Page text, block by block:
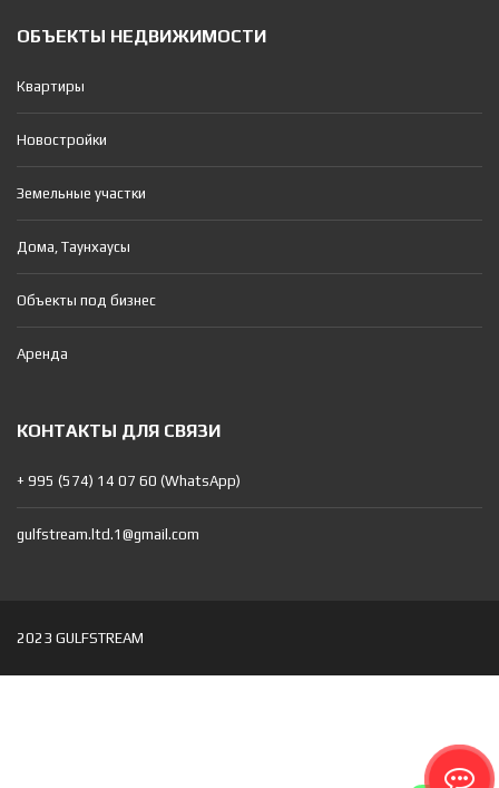
ОБЪЕКТЫ НЕДВИЖИМОСТИ
Квартиры
Новостройки
Земельные участки
Дома, Таунхаусы
Объекты под бизнес
Аренда
КОНТАКТЫ ДЛЯ СВЯЗИ
+ 995 (574) 14 07 60 (WhatsApp)
gulfstream.ltd.1@gmail.com
2023 GULFSTREAM